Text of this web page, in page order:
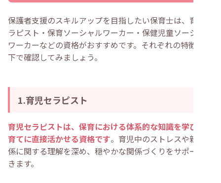
保護者支援のスキルアップを目指したい保育士は、育児セ
ラピスト・保育ソーシャルワーカー・保健児童ソーシャル
ワーカーなどの資格がおすすめです。それぞれの特徴を以
下で確認してみましょう。
1.育児セラピスト
育児セラピストは、保育における体系的な知識を学び、子
育てに直接活かせる資格です。育児中のストレスや親子関
係に関する理解を深め、穏やかな関係づくりをサポートで
きます。